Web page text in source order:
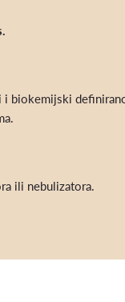
i biokemijski
ili nebulizatora.